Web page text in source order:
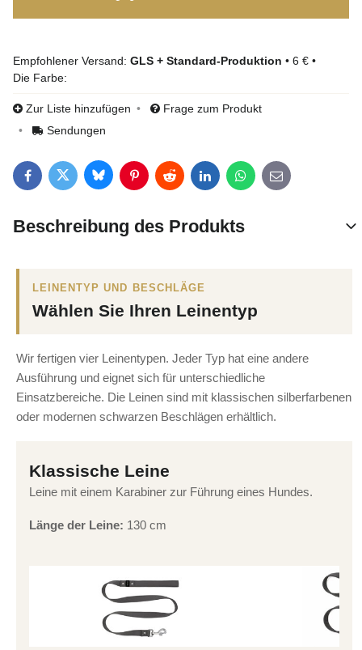
GLS + Standard-Produktion • 6 € •
Die Farbe:
Zur Liste hinzufügen
Frage zum Produkt
Sendungen
FacebookTwitterBlueskyPinterestRedditLinkedInWhatsApp
E-mail
Beschreibung des Produkts
LEINENTYP UND BESCHLÄGE
Wählen Sie Ihren Leinentyp
Wir fertigen vier Leinentypen. Jeder Typ hat eine andere
Ausführung und eignet sich für unterschiedliche
Einsatzbereiche. Die Leinen sind mit klassischen silberfarbenen
oder modernen schwarzen Beschlägen erhältlich.
Klassische Leine
Leine mit einem Karabiner zur Führung eines Hundes.
Länge der Leine: 130 cm